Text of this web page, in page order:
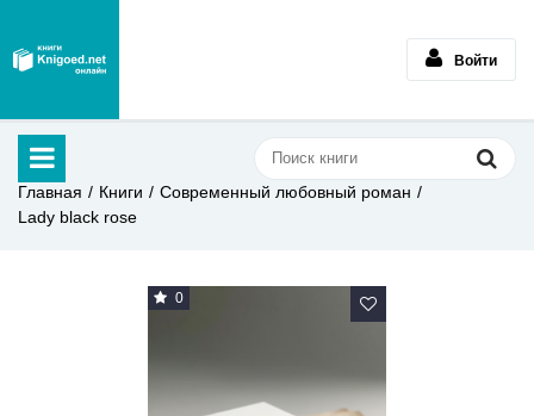
Войти
Главная Книги
Современный любовный роман
Lady black rose
0